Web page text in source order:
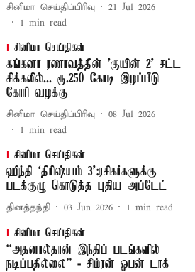
சினிமா செய்திப்பிரிவு
21 Jul 2026
1 min read
சினிமா செய்திகள்
கங்கனா ரணாவத்தின் 'குயின் 2' சட்ட
சிக்கலில்... ரூ.250 கோடி இழப்பீடு
கோரி வழக்கு
சினிமா செய்திப்பிரிவு
08 Jul 2026
1 min read
சினிமா செய்திகள்
ஹிந்தி ‘திரிஷ்யம் 3’:ரசிகர்களுக்கு
படக்குழு கொடுத்த புதிய அப்டேட்
தினத்தந்தி 03 Jun 2026 1 min read
சினிமா செய்திகள்
“அதனால்தான் இந்திப் படங்களில்
நடிப்பதில்லை” - சிம்ரன் ஓபன் டாக்